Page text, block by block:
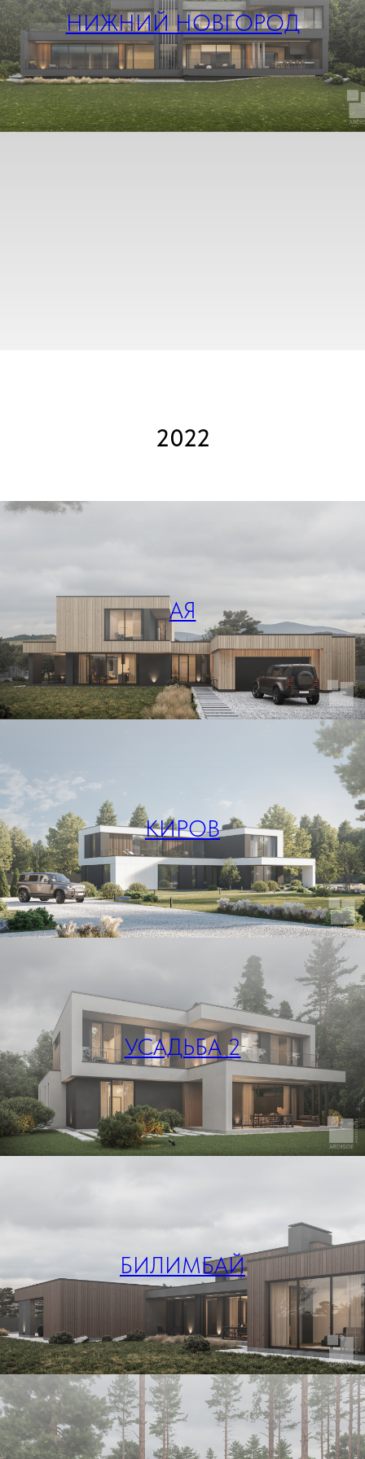
НИЖНИЙ НОВГОРОД
2022
АЯ
КИРОВ
УСАДЬБА 2
БИЛИМБАЙ